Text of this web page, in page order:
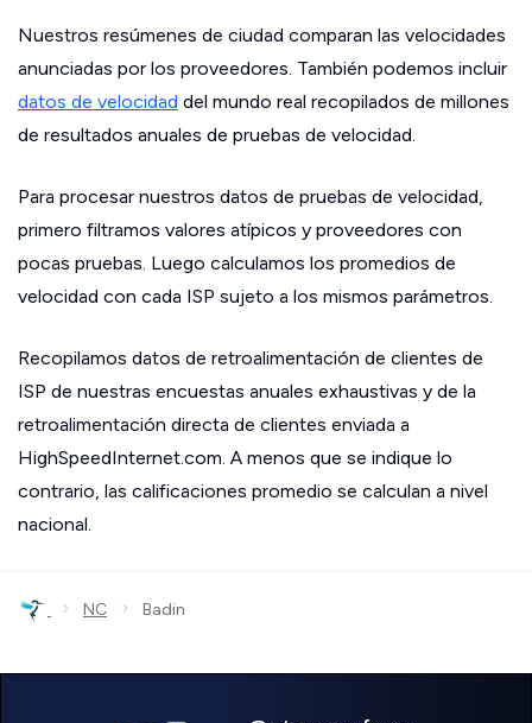
Nuestros resúmenes de ciudad comparan las velocidades
anunciadas por los proveedores. También podemos incluir
datos de velocidad del mundo real recopilados de millones
de resultados anuales de pruebas de velocidad.
Para procesar nuestros datos de pruebas de velocidad,
primero filtramos valores atípicos y proveedores con
pocas pruebas. Luego calculamos los promedios de
velocidad con cada ISP sujeto a los mismos parámetros.
Recopilamos datos de retroalimentación de clientes de
ISP de nuestras encuestas anuales exhaustivas y de la
retroalimentación directa de clientes enviada a
HighSpeedInternet.com. A menos que se indique lo
contrario, las calificaciones promedio se calculan a nivel
nacional.
› NC › Badin